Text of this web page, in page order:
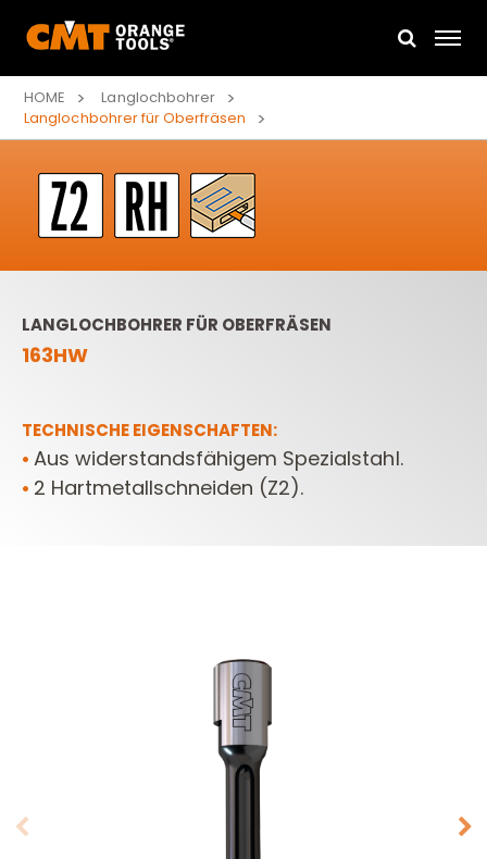
HOME
Langlochbohrer
Langlochbohrer für Oberfräsen
LANGLOCHBOHRER FÜR OBERFRÄSEN
163HW
TECHNISCHE EIGENSCHAFTEN:
•Aus widerstandsfähigem Spezialstahl.
• 2 Hartmetallschneiden (Z2).